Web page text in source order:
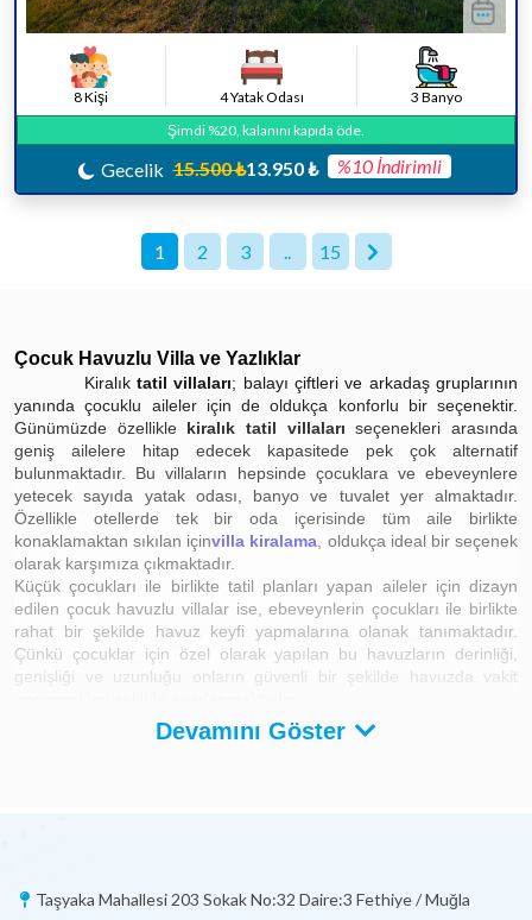
8 Kişi 4 Yatak Odası
3 Banyo
Şimdi %20, kalanını kapıda öde.
Gecelik 15.500 ₺13.950 ₺ %10 İndirimli
1 2 3 .. 15
Çocuk Havuzlu Villa ve Yazlıklar
Kiralık tatil villaları; balayı çiftleri ve arkadaş gruplarının
yanında çocuklu aileler için de oldukça konforlu bir seçenektir.
Günümüzde özelliklekiralık tatil villaları seçenekleri arasında
geniş ailelere hitap edecek kapasitede pek çok alternatif
bulunmaktadır. Bu villaların hepsinde çocuklara ve ebeveynlere
yetecek sayıda yatak odası, banyo ve tuvalet yer almaktadır.
Özellikle otellerde tek bir oda içerisinde tüm aile birlikte
konaklamaktan sıkılan içinvilla kiralama , oldukça ideal bir seçenek
olarak karşımıza çıkmaktadır.
Küçük çocukları ile birlikte tatil planları yapan aileler için dizayn
edilen çocuk havuzlu villalar ise, ebeveynlerin çocukları ile birlikte
rahat bir şekilde havuz keyfi yapmalarına olanak tanımaktadır.
Çünkü çocuklar için özel olarak yapılan bu havuzların derinliği,
genişliği ve uzunluğu onların güvenli bir şekilde havuzda vakit
Çocuk Havuzlu Kiralık Villalar
Kiralık villalarda bulunan çocuk havuzları belli bir standarda
Devamını Göster
Taşyaka Mahallesi 203 Sokak No:32 Daire:3 Fethiye / Muğla